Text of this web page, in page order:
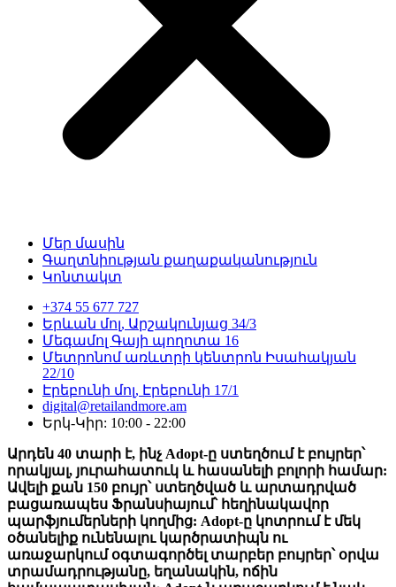
Մեր մասին
Գաղտնիության քաղաքականություն
Կոնտակտ
+374 55 677 727
Երևան մոլ, Արշակունյաց 34/3
Մեգամոլ Գայի պողոտա 16
Մետրոնոմ առևտրի կենտրոն Իսահակյան
22/10
Էրեբունի մոլ, Էրեբունի 17/1
digital@retailandmore.am
Երկ-Կիր: 10:00 - 22:00
Արդեն 40 տարի է, ինչ Adopt-ը ստեղծում է բույրեր՝
որակյալ, յուրահատուկ և հասանելի բոլորի համար:
Ավելի քան 150 բույր՝ ստեղծված և արտադրված
բացառապես Ֆրանսիայում՝ հեղինակավոր
պարֆյումերների կողմից: Adopt-ը կոտրում է մեկ
օծանելիք ունենալու կարծրատիպն ու
առաջարկում օգտագործել տարբեր բույրեր՝ օրվա
տրամադրությանը, եղանակին, ոճին